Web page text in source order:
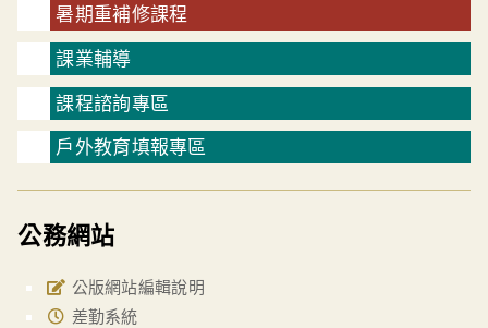
暑期重補修課程
課業輔導
課程諮詢專區
戶外教育填報專區
公務網站
公版網站編輯說明
差勤系統